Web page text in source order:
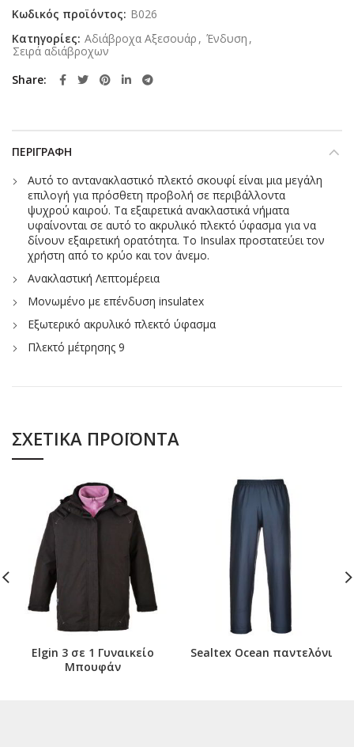
Κωδικός προϊόντος: B026
Κατηγορίες: Αδιάβροχα Αξεσουάρ , Ένδυση ,
Σειρά αδιάβροχων
Share
ΠΕΡΙΓΡΑΦΉ
Αυτό το αντανακλαστικό πλεκτό σκουφί είναι μια μεγάλη
επιλογή για πρόσθετη προβολή σε περιβάλλοντα
ψυχρού καιρού. Τα εξαιρετικά ανακλαστικά νήματα
υφαίνονται σε αυτό το ακρυλικό πλεκτό ύφασμα για να
δίνουν εξαιρετική ορατότητα. Το Insulax προστατεύει τον
χρήστη από το κρύο και τον άνεμο.
Ανακλαστική Λεπτομέρεια
Μονωμένο με επένδυση insulatex
Εξωτερικό ακρυλικό πλεκτό ύφασμα
Πλεκτό μέτρησης 9
ΣΧΕΤΙΚΆ ΠΡΟΪΌΝΤΑ
Elgin 3 σε 1 Γυναικείο
Μπουφάν
Sealtex Ocean παντελόνι